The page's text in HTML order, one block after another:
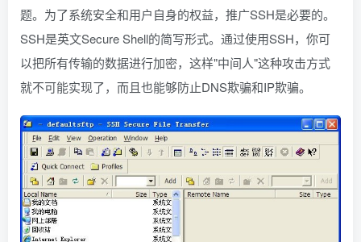
题。为了系统安全和用户自身的权益，推广SSH是必要的。
SSH是英文Secure Shell的简写形式。通过使用SSH，你可
以把所有传输的数据进行加密，这样"中间人"这种攻击方式
就不可能实现了，而且也能够防止DNS欺骗和IP欺骗。